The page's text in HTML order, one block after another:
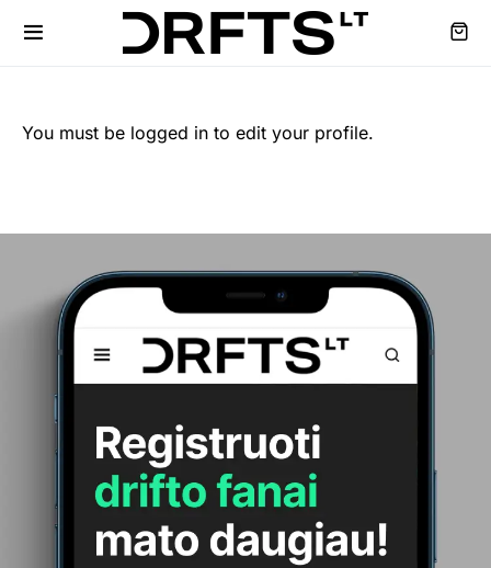
You must be logged in to edit your profile.